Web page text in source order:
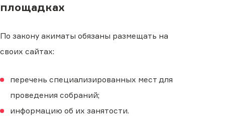
площадках
По закону акиматы обязаны размещать на
своих сайтах:
перечень специализированных мест для
проведения собраний;
информацию об их занятости.